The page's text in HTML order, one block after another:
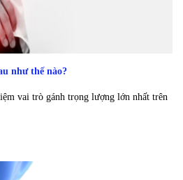
như thế nào?
vai trò gánh trọng lượng lớn nhất trên